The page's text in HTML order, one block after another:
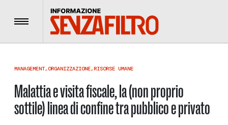
Menu
MANAGEMENT,ORGANIZZAZIONE,RISORSE UMANE
Malattia e visita fiscale, la (non proprio
sottile) linea di confine tra pubblico e privato